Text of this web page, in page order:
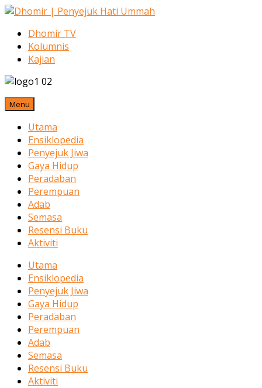
Dhomir TV
Kolumnis
Kajian
Menu
Utama
Ensiklopedia
Penyejuk Jiwa
Gaya Hidup
Peradaban
Perempuan
Adab
Semasa
Resensi Buku
Aktiviti
Utama
Ensiklopedia
Penyejuk Jiwa
Gaya Hidup
Peradaban
Perempuan
Adab
Semasa
Resensi Buku
Aktiviti